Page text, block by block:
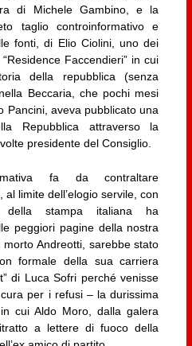
di Michele Gambino, e la
taglio controinformativo e
fonti, di Elio Ciolini, uno dei
Faccendieri” in cui
della repubblica (senza
Beccaria, che pochi mesi
Pancini, aveva pubblicato una
Repubblica attraverso la
presidente del Consiglio.
fa da contraltare
al limite dell’elogio servile, con
stampa italiana ha
peggiori pagine della nostra
Andreotti, sarebbe stato
formale della sua carriera
di Luca Sofri perché venisse
per i refusi – la durissima
cui Aldo Moro, dalla galera
a lettere di fuoco della